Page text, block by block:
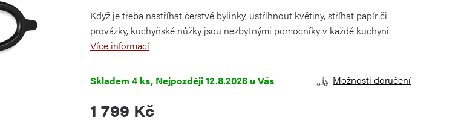
0,0
z
5
hvězdiček.
Když je třeba nastříhat čerstvé bylinky, ustřihnout květiny, stříhat papír či
provázky, kuchyňské nůžky jsou nezbytnými pomocníky v každé kuchyni.
Více informací
Skladem 4 ks 12.8.2026 Možnosti doručení
1 799 Kč